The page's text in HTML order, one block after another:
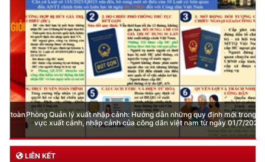
Phòng Quản lý xuất nhập cảnh: Hướng dẫn những quy định mới trong lĩnh
vực xuất cảnh, nhập cảnh của công dân việt nam từ ngày 01/7/2026
LIÊN KẾT